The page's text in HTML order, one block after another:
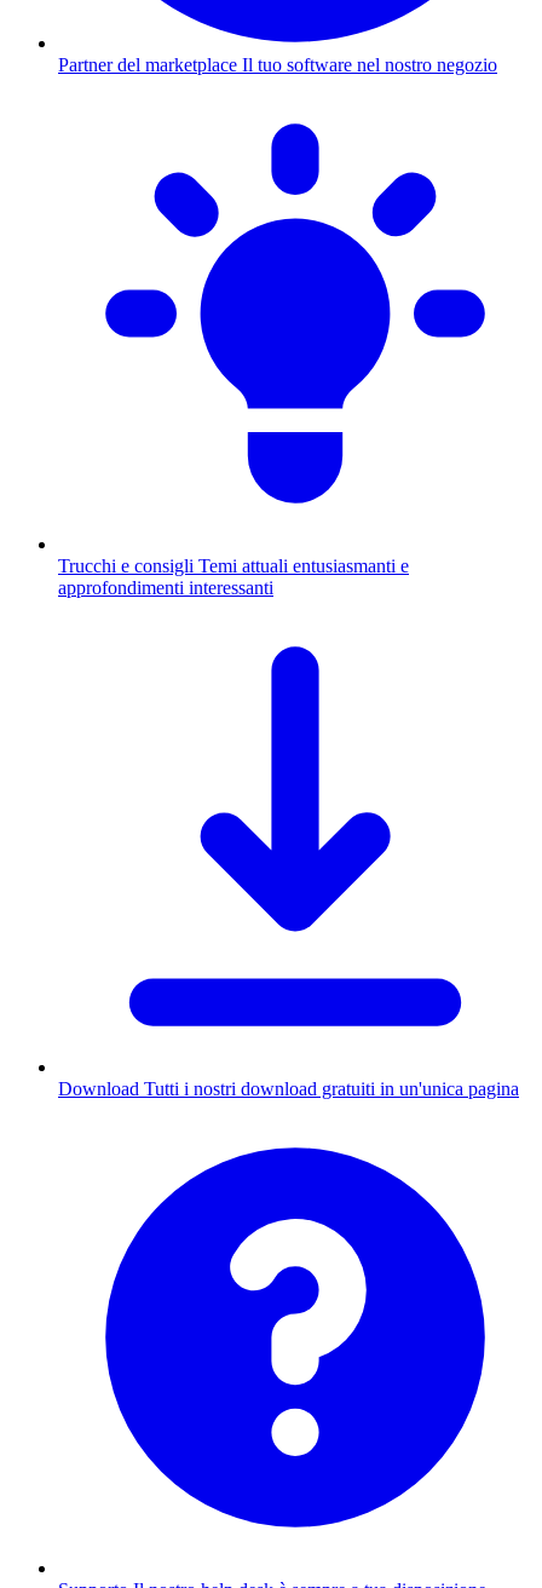
Partner del marketplace Il tuo software nel nostro negozio
Trucchi e consigli Temi attuali entusiasmanti e
approfondimenti interessanti
Download Tutti i nostri download gratuiti in un'unica pagina